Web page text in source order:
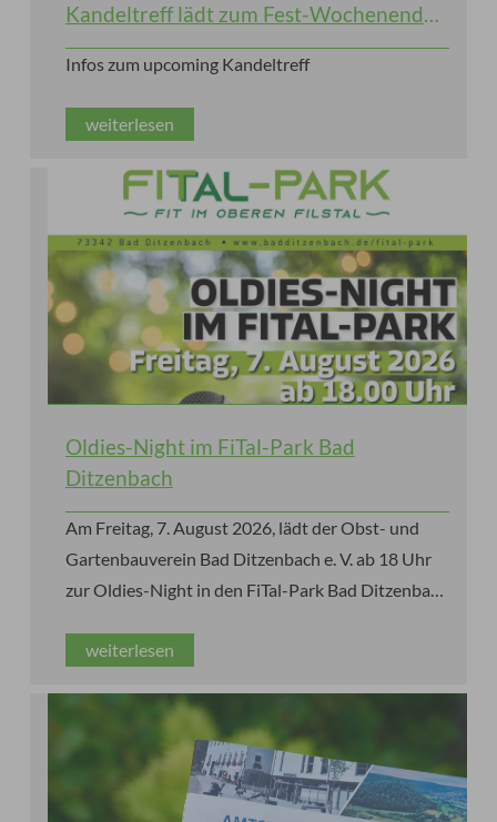
Kandeltreff lädt zum Fest-Wochenende
ein!
Infos zum upcoming Kandeltreff
weiterlesen
Oldies-Night im FiTal-Park Bad
Ditzenbach
Am Freitag, 7. August 2026, lädt der Obst- und
Gartenbauverein Bad Ditzenbach e. V. ab 18 Uhr
zur Oldies-Night in den FiTal-Park Bad Ditzenbach
Sommerabend mit den größten Hits der 60er-,
„Pink Panther“ und einem Special Guest sowie
leckeren Speisen und kühlen Getränken.
weiterlesen